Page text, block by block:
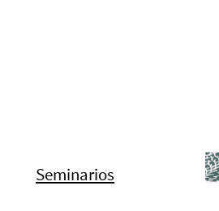
Seminarios